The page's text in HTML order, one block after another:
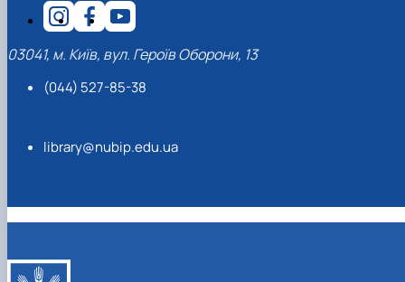
03041, м. Київ, вул. Героїв Оборони, 13
(044) 527-85-38
library@nubip.edu.ua